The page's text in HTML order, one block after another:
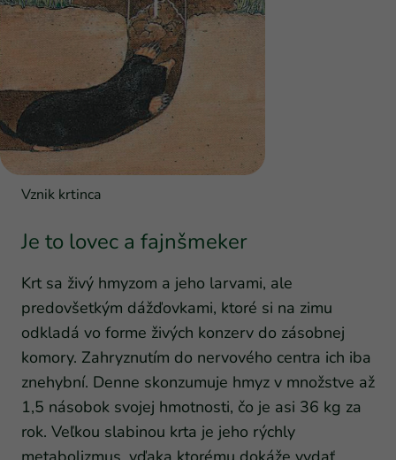
Vznik krtinca
Je to lovec a fajnšmeker
Krt sa živý hmyzom a jeho larvami, ale
predovšetkým dážďovkami, ktoré si na zimu
odkladá vo forme živých konzerv do zásobnej
komory. Zahryznutím do nervového centra ich iba
znehybní. Denne skonzumuje hmyz v množstve až
1,5 násobok svojej hmotnosti, čo je asi 36 kg za
rok. Veľkou slabinou krta je jeho rýchly